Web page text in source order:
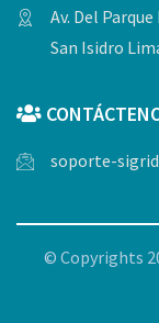
Av. Del
San Isidro
soporte-
© Copyrights